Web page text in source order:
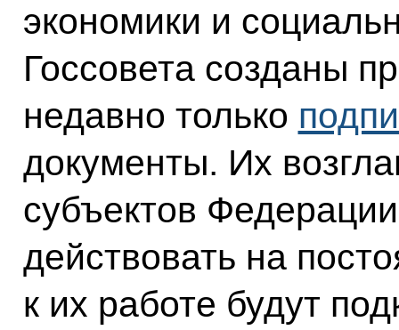
экономики и
Госсовета созданы
недавно только
документы. Их
субъектов
действовать на
к их работе будут